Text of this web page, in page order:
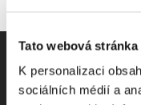
Tato webová
K personalizaci
sociálních médií a